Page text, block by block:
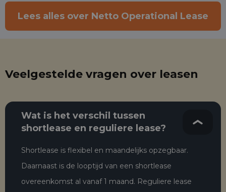
Lees alles over Netto Operational Lease
Veelgestelde vragen over leasen
Wat is het verschil tussen
shortlease en reguliere lease?
Shortlease is flexibel en maandelijks opzegbaar.
Daarnaast is de looptijd van een shortlease
overeenkomst al vanaf 1 maand. Reguliere lease